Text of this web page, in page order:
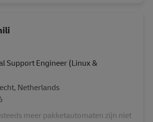
Support Engineer (Linux &
Netherlands
meer pakketautomaten zijn niet